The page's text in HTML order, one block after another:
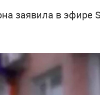
заявила в эфире